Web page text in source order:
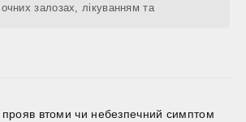
залозах, лікуванням та
втоми чи небезпечний симптом